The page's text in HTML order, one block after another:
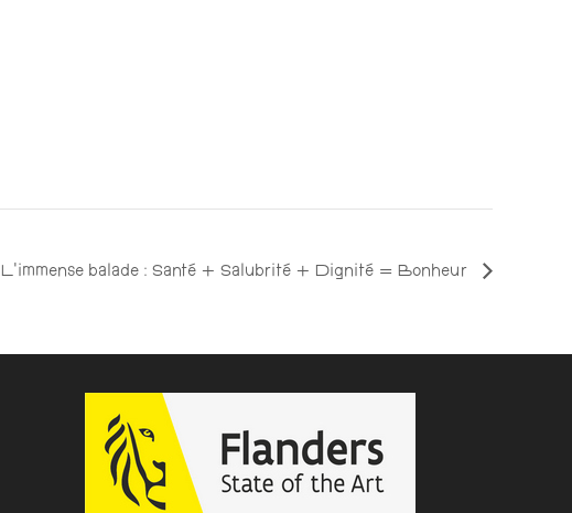
L’immense balade : Santé + Salubrité + Dignité = Bonheur